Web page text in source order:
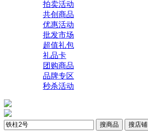
拍卖活动
共创商品
优惠活动
批发市场
超值礼包
礼品卡
团购商品
品牌专区
秒杀活动
搜商品 搜店铺